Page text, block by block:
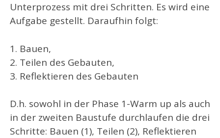
Unterprozess mit drei Schritten. Es wird eine
Aufgabe gestellt. Daraufhin folgt:
Bauen,
Teilen des Gebauten,
Reflektieren des Gebauten
D.h. sowohl in der Phase 1-Warm up als auch
in der zweiten Baustufe durchlaufen die drei
Schritte: Bauen (1), Teilen (2), Reflektieren